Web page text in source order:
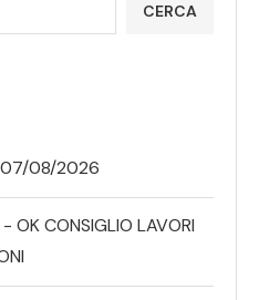
CERCA
07/08/2026
OK CONSIGLIO LAVORI